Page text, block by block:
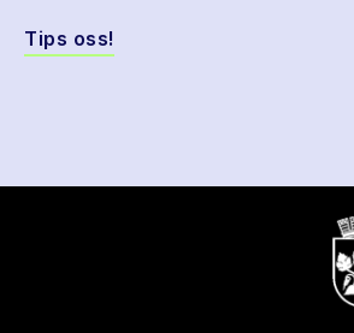
Tips oss!